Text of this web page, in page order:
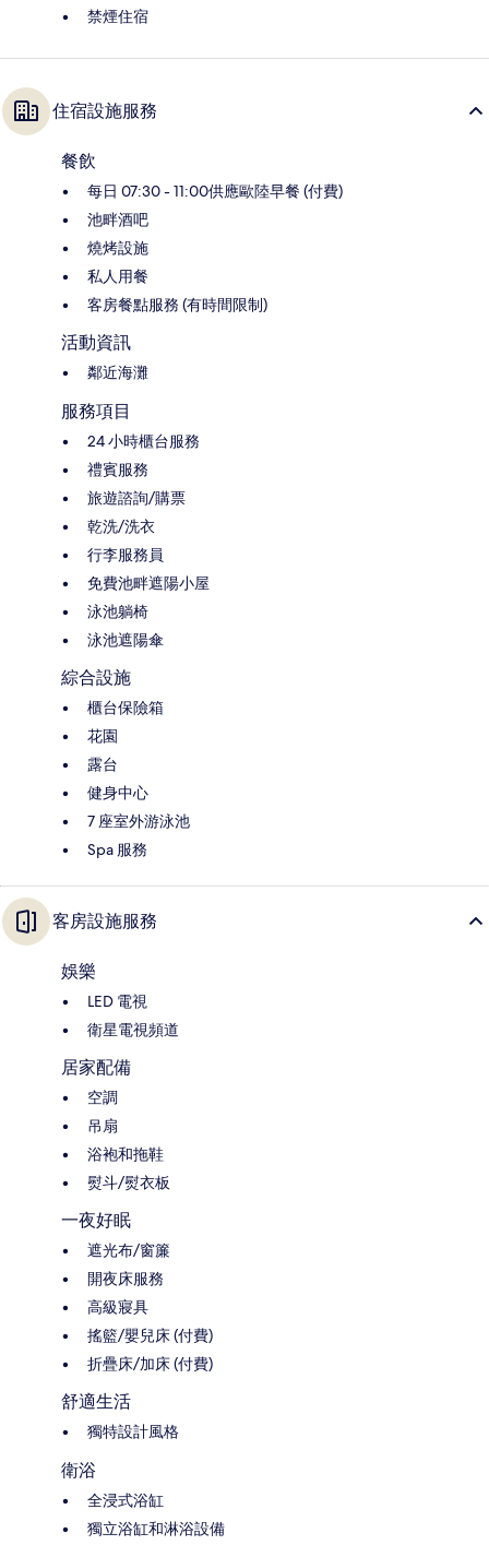
禁煙住宿
住宿設施服務
餐飲
每日 07:30 - 11:00供應歐陸早餐 (付費)
池畔酒吧
燒烤設施
私人用餐
客房餐點服務 (有時間限制)
活動資訊
鄰近海灘
服務項目
24 小時櫃台服務
禮賓服務
旅遊諮詢/購票
乾洗/洗衣
行李服務員
免費池畔遮陽小屋
泳池躺椅
泳池遮陽傘
綜合設施
櫃台保險箱
花園
露台
健身中心
7 座室外游泳池
Spa 服務
客房設施服務
娛樂
LED 電視
衛星電視頻道
居家配備
空調
吊扇
浴袍和拖鞋
熨斗/熨衣板
一夜好眠
遮光布/窗簾
開夜床服務
高級寢具
搖籃/嬰兒床 (付費)
折疊床/加床 (付費)
舒適生活
獨特設計風格
衛浴
全浸式浴缸
獨立浴缸和淋浴設備